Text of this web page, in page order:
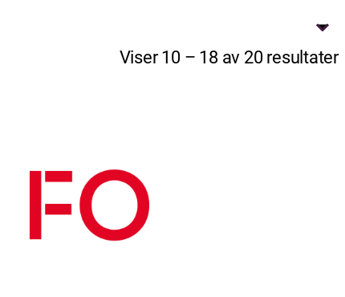
Viser 10 – 18 av 20 resultater